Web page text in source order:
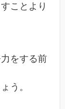
ことより
をする前
う。